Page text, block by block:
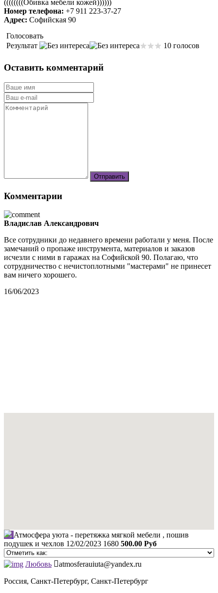
((((((((Обивка мебели кожей))))))
Номер телефона: +7 911 223-37-27
Адрес: Софийская 90
Голосовать
Результат
10 голосов
Оставить комментарий
Комментарии
Владислав Александрович
Все сотрудники до недавнего времени работали у меня. После
замечаний о пропаже инструмента, материалов и заказов
исчезли с ними в гаражах на Софийской 90. Полагаю, что
сотрудничество с нечистоплотными "мастерами" не принесет
вам ничего хорошего.
16/06/2023
Атмосфера уюта - перетяжка мягкой мебели , пошив
подушек и чехлов 12/02/2023 1680 500.00 Руб
Любовь atmosferauiuta@yandex.ru
Россия, Санкт-Петербург, Санкт-Петербург